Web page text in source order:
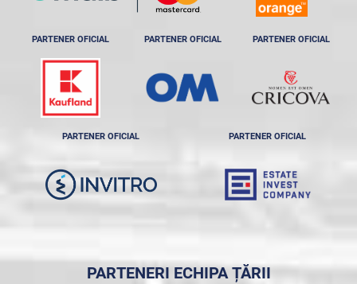
PARTENER OFICIAL PARTENER OFICIAL PARTENER OFICIAL
PARTENER OFICIAL PARTENER OFICIAL
PARTENERI ECHIPA ȚĂRII